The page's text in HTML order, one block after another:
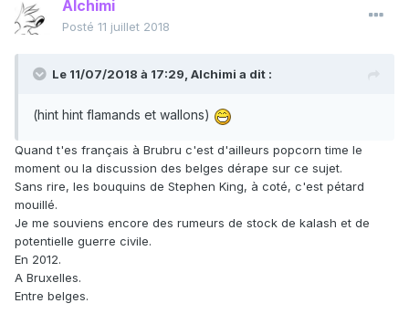
Alchimi
Posté 11 juillet 2018
Le 11/07/2018 à 17:29, Alchimi a dit :
(hint hint flamands et wallons)
Quand t'es français à Brubru c'est d'ailleurs popcorn time le
moment ou la discussion des belges dérape sur ce sujet.
Sans rire, les bouquins de Stephen King, à coté, c'est pétard
mouillé.
Je me souviens encore des rumeurs de stock de kalash et de
potentielle guerre civile.
En 2012.
A Bruxelles.
Entre belges.